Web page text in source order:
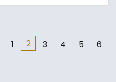
1 2 3 4 5 6